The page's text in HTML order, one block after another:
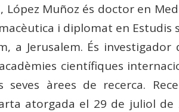
López Muñoz és doctor en
i diplomat en Estudis
a Jerusalem. És investigador
científiques
seves àrees de recerca.
atorgada el 29 de juliol de